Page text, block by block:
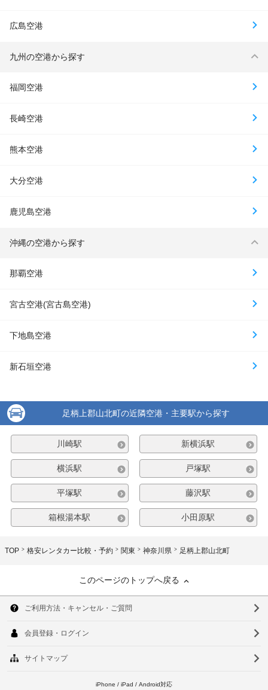
広島空港
九州の空港から探す
福岡空港
長崎空港
熊本空港
大分空港
鹿児島空港
沖縄の空港から探す
那覇空港
宮古空港(宮古島空港)
下地島空港
新石垣空港
足柄上郡山北町の近隣空港・主要駅から探す
川崎駅 新横浜駅
横浜駅 戸塚駅
平塚駅 藤沢駅
箱根湯本駅 小田原駅
TOP 格安レンタカー比較・予約 関東 神奈川県 足柄上郡山北町
このページのトップへ戻る